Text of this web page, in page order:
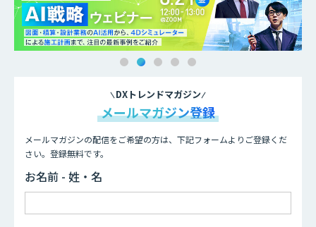
DXトレンドマガジン
メールマガジン登録
メールマガジンの配信をご希望の方は、下記フォームよりご登録くだ
さい。登録無料です。
お名前 - 姓・名